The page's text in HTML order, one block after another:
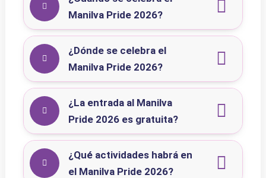
Manilva Pride 2026?
¿Dónde se celebra el
Manilva Pride 2026?
¿La entrada al Manilva
Pride 2026 es gratuita?
¿Qué actividades habrá en
el Manilva Pride 2026?